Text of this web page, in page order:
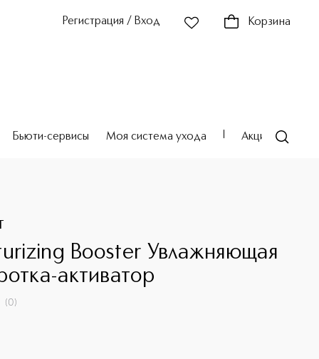
Регистрация / Вход Корзина
Бьюти-сервисы Моя система ухода Акции
Booster Увлажняющая
активатор
(0)